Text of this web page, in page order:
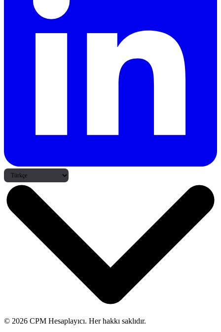
© 2026 CPM Hesaplayıcı. Her hakkı saklıdır.